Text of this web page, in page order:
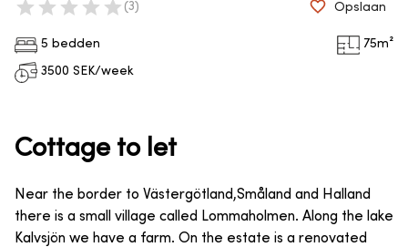
5 bedden 75m²
3500 SEK/week
(3 ) Opslaan
Cottage to let
Near the border to Västergötland,Småland and Halland
there is a small village called Lommaholmen. Along the lake
Kalvsjön we have a farm. On the estate is a renovated